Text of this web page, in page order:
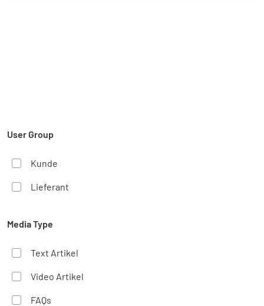
User Group
Kunde
Lieferant
Media Type
Text Artikel
Video Artikel
FAQs